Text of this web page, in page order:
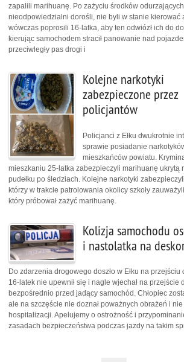
zapalili marihuanę. Po zażyciu środków
nieodpowiedzialni dorośli, nie byli w stanie kierować
wówczas poprosili 16-latka, aby ten odwiózł ich do
kierując samochodem stracił panowanie nad
przeciwległy pas drogi i
Kolejne narkotyki
zabezpieczone przez
policjantów
Policjanci z Ełku dwukrotnie
sprawie posiadanie
mieszkańców powiatu.
mieszkaniu 25-latka zabezpieczyli marihuanę ukrytą
pudełku po śledziach. Kolejne narkotyki
którzy w trakcie patrolowania okolicy szkoły
który próbował zażyć marihuanę.
Kolizja samochodu
i nastolatka na
Do zdarzenia drogowego doszło w Ełku na przejściu
16-latek nie upewnił się i nagle wjechał na przejście
bezpośrednio przed jadący samochód. Chłopiec
ale na szczęście nie doznał poważnych obrażeń i nie
hospitalizacji. Apelujemy o ostrożność i
zasadach bezpieczeństwa podczas jazdy na takim